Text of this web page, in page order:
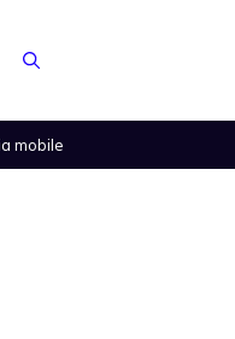
mobile